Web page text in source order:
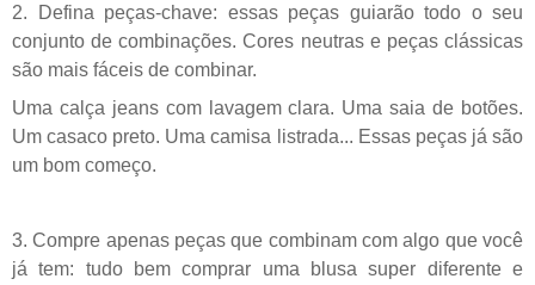
2. Defina peças-chave: essas peças guiarão todo o seu
conjunto de combinações. Cores neutras e peças clássicas
são mais fáceis de combinar.
Uma calça jeans com lavagem clara. Uma saia de botões.
Um casaco preto. Uma camisa listrada... Essas peças já são
um bom começo.
3. Compre apenas peças que combinam com algo que você
já tem: tudo bem comprar uma blusa super diferente e